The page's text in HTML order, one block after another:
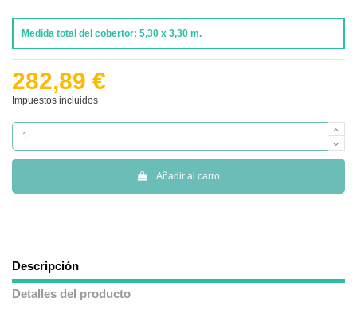
Medida total del cobertor: 5,30 x 3,30 m.
282,89 €
Impuestos incluidos
Añadir al carro
Descripción
Detalles del producto